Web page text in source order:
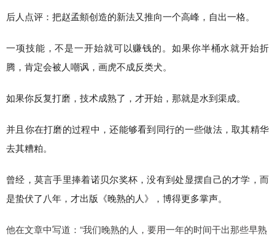
后人点评：把赵孟頫创造的新法又推向一个高峰，自出一格。
一项技能，不是一开始就可以赚钱的。如果你半桶水就开始折
腾，肯定会被人嘲讽，画虎不成反类犬。
如果你反复打磨，技术成熟了，才开始，那就是水到渠成。
并且你在打磨的过程中，还能够看到同行的一些做法，取其精华
去其糟粕。
曾经，莫言手里捧着诺贝尔奖杯，没有到处显摆自己的才学，而
是蛰伏了八年，才出版《晚熟的人》，博得更多掌声。
他在文章中写道：“我们晚熟的人，要用一年的时间干出那些早熟